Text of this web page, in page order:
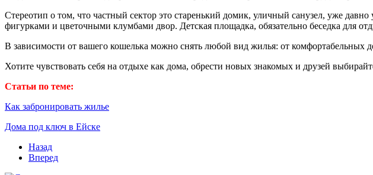
Стереотип о том, что частный сектор это старенький домик, уличный санузел, уже давно
фигурками и цветочными клумбами двор. Детская площадка, обязательно беседка для
В зависимости от вашего кошелька можно снять любой вид жилья: от комфортабельных
Хотите чувствовать себя на отдыхе как дома, обрести новых знакомых и друзей
Статьи по теме:
Как забронировать жилье
Дома под ключ в Ейске
Назад
Вперед